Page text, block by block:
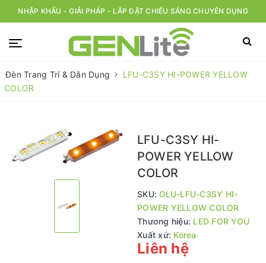
NHẬP KHẨU - GIẢI PHÁP - LẮP ĐẶT CHIẾU SÁNG CHUYÊN DỤNG
Đèn Trang Trí & Dân Dụng
LFU-C3SY HI-POWER YELLOW
COLOR
LFU-C3SY HI-
POWER YELLOW
COLOR
SKU:GLU-LFU-C3SY HI-
POWER YELLOW COLOR
Thương hiệu: LED FOR YOU
Xuất xứ: Korea
Liên hệ